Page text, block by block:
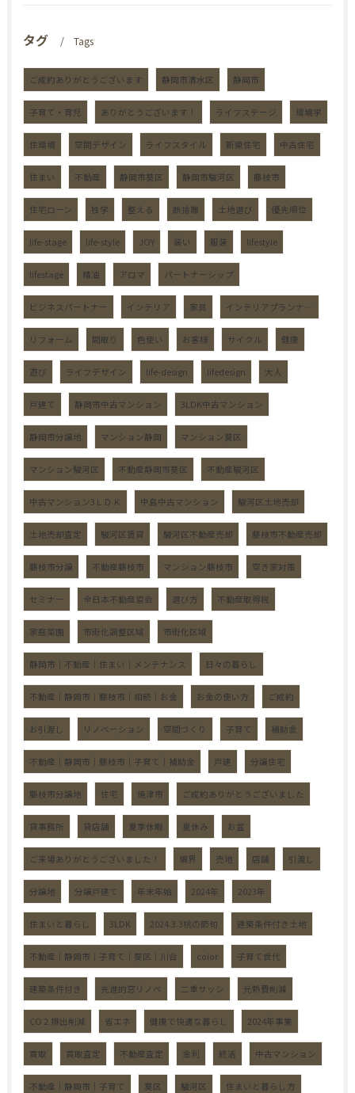
タグ Tags
ご成約ありがとうございます 静岡市清水区 静岡市
子育て・育児 ありがとうございます！ ライフステージ 環境学
住環境 空間デザイン ライフスタイル 新築住宅 中古住宅
住まい 不動産 静岡市葵区 静岡市駿河区 藤枝市
住宅ローン 独学 整える 断捨離 土地選び 優先順位
life-stage life-style JOY 装い 服装 lifestyle
lifestage 精油 アロマ パートナーシップ
ビジネスパートナー インテリア 家具 インテリアプランナ―
リフォーム 間取り 色使い お客様 サイクル 健康
遊び ライフデザイン life-design lifedesign 大人
戸建て 静岡市中古マンション 3LDK中古マンション
静岡市分譲地 マンション静岡 マンション葵区
マンション駿河区 不動産静岡市葵区 不動産駿河区
中古マンション3ＬＤＫ 中島中古マンション 駿河区土地売却
土地売却査定 駿河区賃貸 駿河区不動産売却 藤枝市不動産売却
藤枝市分譲 不動産藤枝市 マンション藤枝市 空き家対策
セミナー 全日本不動産協会 選び方 不動産取得税
家庭菜園 市街化調整区域 市街化区域
静岡市｜不動産｜住まい｜メンテナンス 日々の暮らし
不動産｜静岡市｜藤枝市｜相続｜お金 お金の使い方 ご成約
お引渡し リノベーション 空間づくり 子育て 補助金
不動産｜静岡市｜藤枝市｜子育て｜補助金 戸建 分譲住宅
藤枝市分譲地 住宅 焼津市 ご成約ありがとうございました
貸事務所 貸店舗 夏季休暇 夏休み お盆
ご来場ありがとうございました！ 境界 売地 店舗 引渡し
分譲地 分譲戸建て 年末年始 2024年 2023年
住まいと暮らし 3LDK 2024.3.3桃の節句 建築条件付き土地
不動産｜静岡市｜子育て｜葵区｜川合 color 子育て世代
建築条件付き 先進的窓リノベ 二重サッシ 光熱費削減
CO２排出削減 省エネ 健康で快適な暮らし 2024年事業
買取 買取査定 不動産査定 金利 終活 中古マンション
不動産｜静岡市｜子育て 葵区 駿河区 住まいと暮らし方